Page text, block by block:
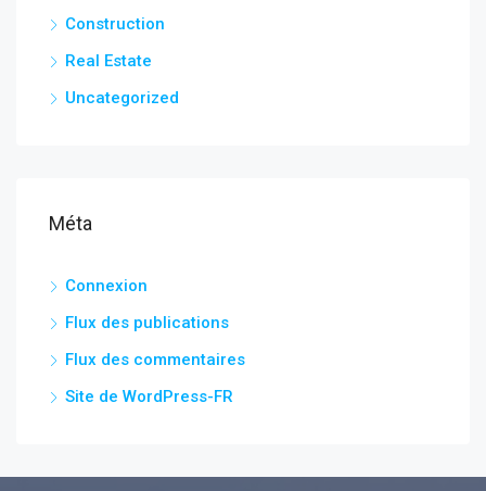
Construction
Real Estate
Uncategorized
Méta
Connexion
Flux des publications
Flux des commentaires
Site de WordPress-FR